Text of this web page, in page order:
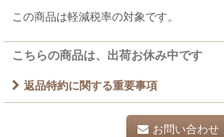
この商品は軽減税率の対象です。
こちらの商品は、出荷お休み中です
返品特約に関する重要事項
お問い合わせ